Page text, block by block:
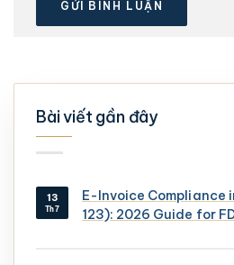
Bài viết gần đây
13
Th7
E-Invoice Compliance
123): 2026 Guide for